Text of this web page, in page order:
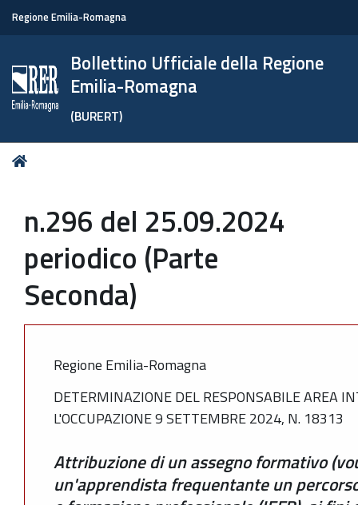
Regione Emilia-Romagna
Bollettino Ufficiale della Regione
Emilia-Romagna
(BURERT)
Tu
n.296 del 25.09.2024
periodico (Parte
Seconda)
Regione Emilia-Romagna
DETERMINAZIONE DEL RESPONSABILE AREA
L'OCCUPAZIONE 9 SETTEMBRE 2024, N. 18313
Attribuzione di un assegno formativo
un'apprendista frequentante un